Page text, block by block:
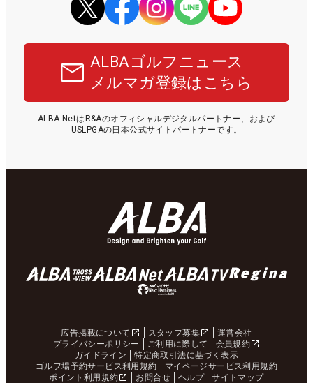
ALBAゴルフニュース
メルマガ登録はこちら
ALBA NetはR&Aのオフィシャルデジタルパートナー、および
USLPGAの日本公式サイトパートナーです。
広告掲載について スタッフ募集
運営会社
プライバシーポリシー
ご利用に際して
会員規約
ガイドライン
特定商取引法に基づく表示
ゴルフ場予約サービス利用規約
マイページサービス利用規約
ポイント利用規約
お問合せ ヘルプ サイトマップ